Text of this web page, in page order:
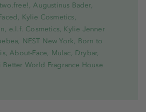
Augustinus Bader,
Kylie Cosmetics,
e.l.f. Cosmetics, Kylie Jenner
NEST New York, Born to
About-Face, Mulac, Drybar,
World Fragrance House